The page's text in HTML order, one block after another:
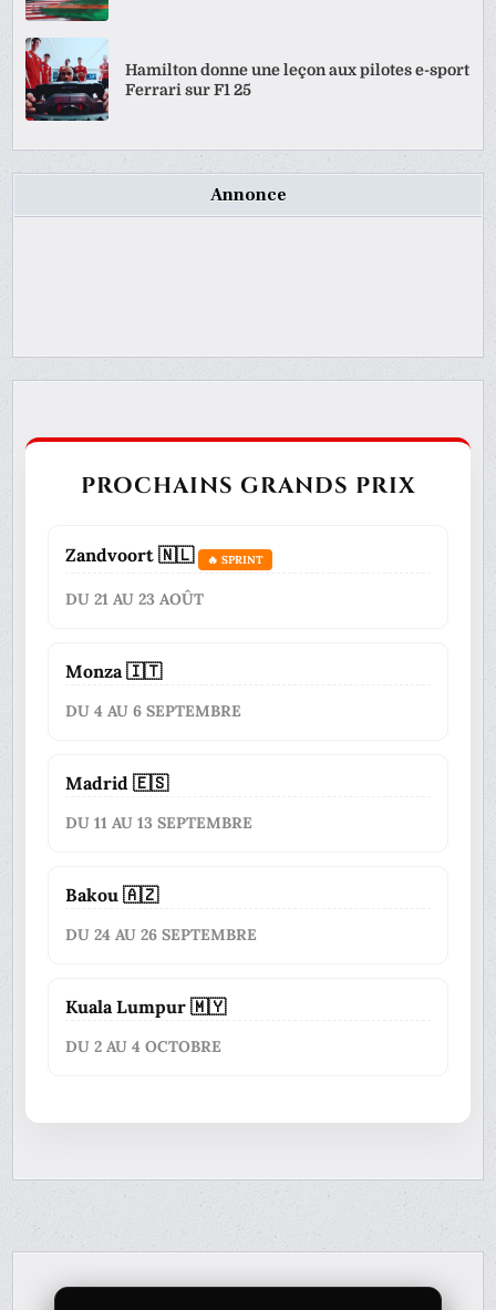
Hamilton donne une leçon aux pilotes e-sport
Ferrari sur F1 25
Annonce
PROCHAINS GRANDS PRIX
Zandvoort 🇳🇱 🔥 SPRINT
DU 21 AU 23 AOÛT
Monza 🇮🇹
DU 4 AU 6 SEPTEMBRE
Madrid 🇪🇸
DU 11 AU 13 SEPTEMBRE
Bakou 🇦🇿
DU 24 AU 26 SEPTEMBRE
Kuala Lumpur 🇲🇾
DU 2 AU 4 OCTOBRE